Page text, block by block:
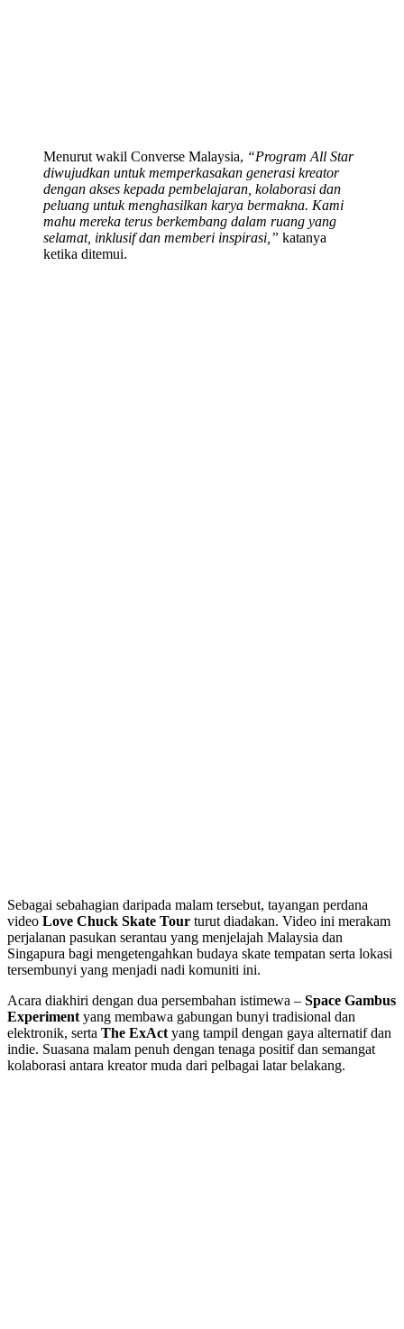
Menurut wakil Converse Malaysia, “Program All Star
diwujudkan untuk memperkasakan generasi kreator
dengan akses kepada pembelajaran, kolaborasi dan
peluang untuk menghasilkan karya bermakna. Kami
mahu mereka terus berkembang dalam ruang yang
selamat, inklusif dan memberi inspirasi,” katanya
ketika ditemui.
Sebagai sebahagian daripada malam tersebut, tayangan perdana
video Love Chuck Skate Tour turut diadakan. Video ini merakam
perjalanan pasukan serantau yang menjelajah Malaysia dan
Singapura bagi mengetengahkan budaya skate tempatan serta lokasi
tersembunyi yang menjadi nadi komuniti ini.
Acara diakhiri dengan dua persembahan istimewa – Space Gambus
Experiment yang membawa gabungan bunyi tradisional dan
elektronik, serta The ExAct yang tampil dengan gaya alternatif dan
indie. Suasana malam penuh dengan tenaga positif dan semangat
kolaborasi antara kreator muda dari pelbagai latar belakang.